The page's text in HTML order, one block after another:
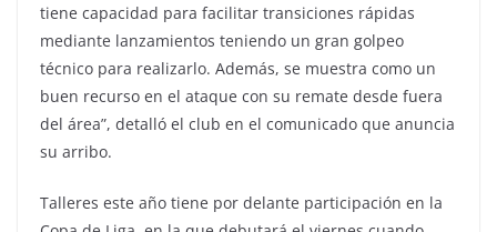
tiene capacidad para facilitar transiciones rápidas
mediante lanzamientos teniendo un gran golpeo
técnico para realizarlo. Además, se muestra como un
buen recurso en el ataque con su remate desde fuera
del área”, detalló el club en el comunicado que anuncia
su arribo.
Talleres este año tiene por delante participación en la